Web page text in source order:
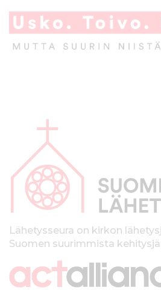
p
kLähetysseura on kirkon
Suomen suurimmista